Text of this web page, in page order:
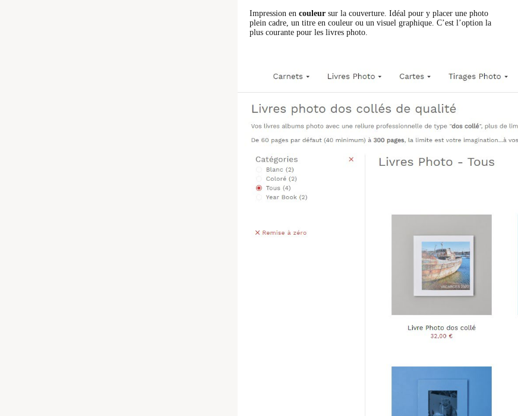
Impression en couleur sur la couverture. Idéal pour y placer une photo
plein cadre, un titre en couleur ou un visuel graphique. C’est l’option la
plus courante pour les livres photo.